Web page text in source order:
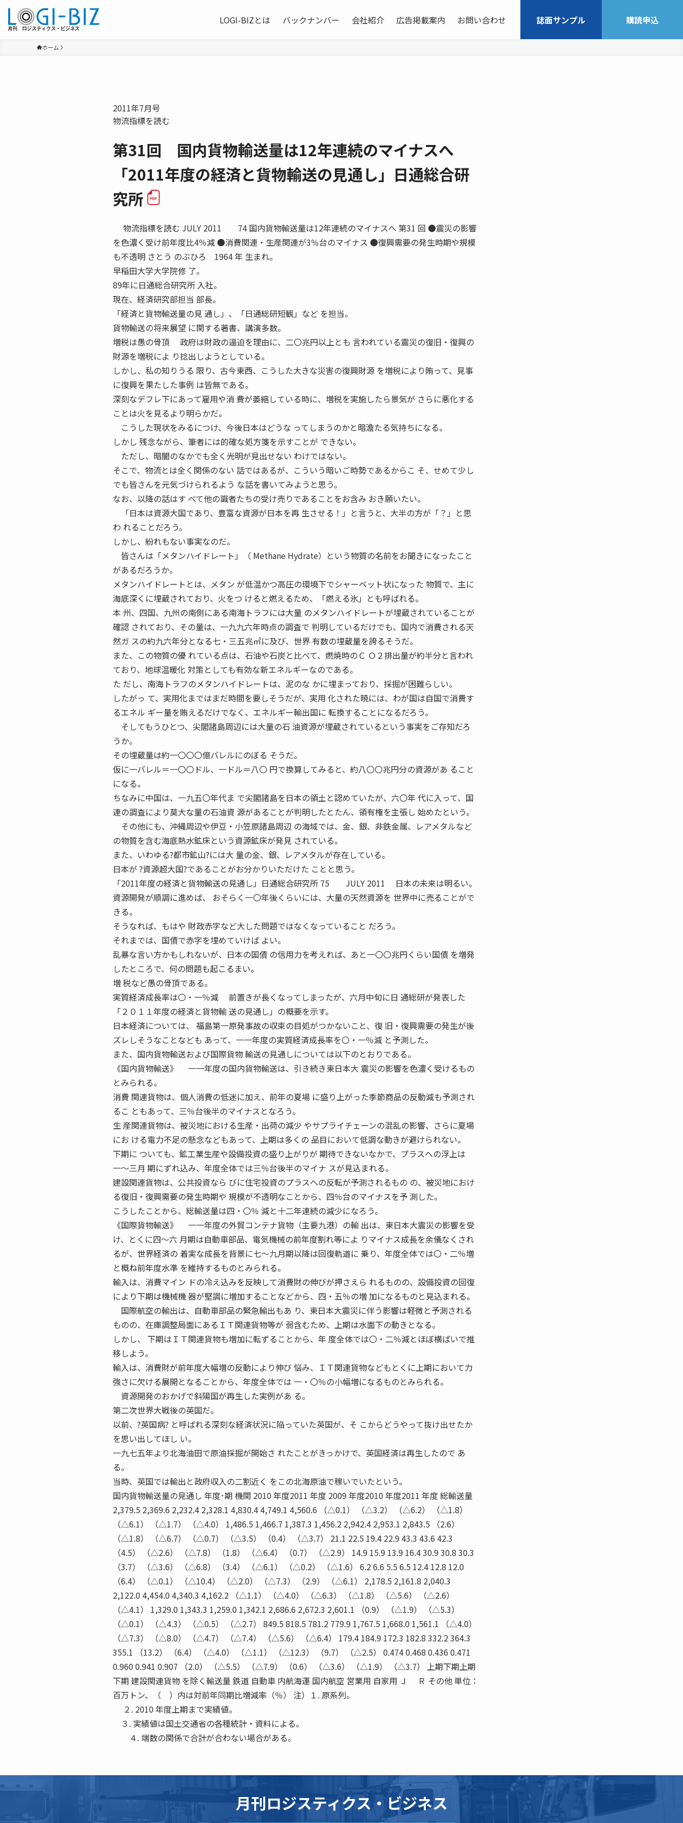
LOGI-BIZとは バックナンバー 会社紹介 広告掲載案内 お問い合わせ 誌面サンプル 購読申込
ホーム
2011年7月号
物流指標を読む
第31回 国内貨物輸送量は12年連続のマイナスへ
「2011年度の経済と貨物輸送の見通し」日通総合研
究所
物流指標を読む JULY 2011 74 国内貨物輸送量は12年連続のマイナスへ 第31 回 ●震災の影響
を色濃く受け前年度比4％減 ●消費関連・生産関連が3％台のマイナス ●復興需要の発生時期や規模
も不透明 さとう のぶひろ 1964 年 生まれ。
早稲田大学大学院修 了。
89年に日通総合研究所 入社。
現在、経済研究部担当 部長。
「経済と貨物輸送量の見 通し」、「日通総研短観」など を担当。
貨物輸送の将来展望 に関する著書、講演多数。
増税は愚の骨頂 政府は財政の逼迫を理由に、二〇兆円以上とも 言われている震災の復旧・復興の
財源を増税によ り捻出しようとしている。
しかし、私の知りうる 限り、古今東西、こうした大きな災害の復興財源 を増税により賄って、見事
に復興を果たした事例 は皆無である。
深刻なデフレ下にあって雇用や消 費が萎縮している時に、増税を実施したら景気が さらに悪化する
ことは火を見るより明らかだ。
こうした現状をみるにつけ、今後日本はどうな ってしまうのかと暗澹たる気持ちになる。
しかし 残念ながら、筆者には的確な処方箋を示すことが できない。
ただし、暗闇のなかでも全く光明が見出せない わけではない。
そこで、物流とは全く関係のない 話ではあるが、こういう暗いご時勢であるからこ そ、せめて少し
でも皆さんを元気づけられるよう な話を書いてみようと思う。
なお、以降の話はす べて他の識者たちの受け売りであることをお含み おき願いたい。
「日本は資源大国であり、豊富な資源が日本を再 生させる！」と言うと、大半の方が「？」と思
わ れることだろう。
しかし、紛れもない事実なのだ。
皆さんは「メタンハイドレート」（ Methane Hydrate）という物質の名前をお聞きになったこと
があるだろうか。
メタンハイドレートとは、メタン が低温かつ高圧の環境下でシャーベット状になった 物質で、主に
海底深くに埋蔵されており、火をつ けると燃えるため、「燃える氷」とも呼ばれる。
本 州、四国、九州の南側にある南海トラフには大量 のメタンハイドレートが埋蔵されていることが
確認 されており、その量は、一九九六年時点の調査で 判明しているだけでも、国内で消費される天
然ガ スの約九六年分となる七・三五兆㎥に及び、世界 有数の埋蔵量を誇るそうだ。
また、この物質の優 れている点は、石油や石炭と比べて、燃焼時のＣ Ｏ２排出量が約半分と言われ
ており、地球温暖化 対策としても有効な新エネルギーなのである。
た だし、南海トラフのメタンハイドレートは、泥のな かに埋まっており、採掘が困難らしい。
したがっ て、実用化まではまだ時間を要しそうだが、実用 化された暁には、わが国は自国で消費す
るエネル ギー量を賄えるだけでなく、エネルギー輸出国に 転換することになるだろう。
そしてもうひとつ、尖閣諸島周辺には大量の石 油資源が埋蔵されているという事実をご存知だろ
うか。
その埋蔵量は約一〇〇〇億バレルにのぼる そうだ。
仮に一バレル＝一〇〇ドル、一ドル＝八〇 円で換算してみると、約八〇〇兆円分の資源があ ること
になる。
ちなみに中国は、一九五〇年代ま で尖閣諸島を日本の領土と認めていたが、六〇年 代に入って、国
連の調査により莫大な量の石油資 源があることが判明したとたん、領有権を主張し 始めたという。
その他にも、沖縄周辺や伊豆・小笠原諸島周辺 の海域では、金、銀、非鉄金属、レアメタルなど
の物質を含む海底熱水鉱床という資源鉱床が発見 されている。
また、いわゆる?都市鉱山?には大 量の金、銀、レアメタルが存在している。
日本が ?資源超大国?であることがお分かりいただけた ことと思う。
「2011年度の経済と貨物輸送の見通し」日通総合研究所 75 JULY 2011 日本の未来は明るい。
資源開発が順調に進めば、 おそらく一〇年後くらいには、大量の天然資源を 世界中に売ることがで
きる。
そうなれば、もはや 財政赤字など大した問題ではなくなっていること だろう。
それまでは、国債で赤字を埋めていけば よい。
乱暴な言い方かもしれないが、日本の国債 の信用力を考えれば、あと一〇〇兆円くらい国債 を増発
したところで、何の問題も起こるまい。
増 税など愚の骨頂である。
実質経済成長率は〇・一％減 前置きが長くなってしまったが、六月中旬に日 通総研が発表した
「２０１１年度の経済と貨物輸 送の見通し」の概要を示す。
日本経済については、 福島第一原発事故の収束の目処がつかないこと、復 旧・復興需要の発生が後
ズレしそうなことなども あって、一一年度の実質経済成長率を〇・一％減 と予測した。
また、国内貨物輸送および国際貨物 輸送の見通しについては以下のとおりである。
《国内貨物輸送》 一一年度の国内貨物輸送は、引き続き東日本大 震災の影響を色濃く受けるもの
とみられる。
消費 関連貨物は、個人消費の低迷に加え、前年の夏場 に盛り上がった季節商品の反動減も予測され
るこ ともあって、三％台後半のマイナスとなろう。
生 産関連貨物は、被災地における生産・出荷の減少 やサプライチェーンの混乱の影響、さらに夏場
にお ける電力不足の懸念などもあって、上期は多くの 品目において低調な動きが避けられない。
下期に ついても、鉱工業生産や設備投資の盛り上がりが 期待できないなかで、プラスへの浮上は
一〜三月 期にずれ込み、年度全体では三％台後半のマイナ スが見込まれる。
建設関連貨物は、公共投資なら びに住宅投資のプラスへの反転が予測されるもの の、被災地におけ
る復旧・復興需要の発生時期や 規模が不透明なことから、四％台のマイナスを予 測した。
こうしたことから、総輸送量は四・〇％ 減と十二年連続の減少になろう。
《国際貨物輸送》 一一年度の外貿コンテナ貨物（主要九港）の輸 出は、東日本大震災の影響を受
け、とくに四〜六 月期は自動車部品、電気機械の前年度割れ等によ りマイナス成長を余儀なくされ
るが、世界経済の 着実な成長を背景に七〜九月期以降は回復軌道に 乗り、年度全体では〇・二％増
と概ね前年度水準 を維持するものとみられる。
輸入は、消費マイン ドの冷え込みを反映して消費財の伸びが押さえら れるものの、設備投資の回復
により下期は機械機 器が堅調に増加することなどから、四・五％の増 加になるものと見込まれる。
国際航空の輸出は、自動車部品の緊急輸出もあ り、東日本大震災に伴う影響は軽微と予測される
ものの、在庫調整局面にあるＩＴ関連貨物等が 弱含むため、上期は水面下の動きとなる。
しかし、 下期はＩＴ関連貨物も増加に転ずることから、年 度全体では〇・二％減とほぼ横ばいで推
移しよう。
輸入は、消費財が前年度大幅増の反動により伸び 悩み、ＩＴ関連貨物などもとくに上期において力
強さに欠ける展開となることから、年度全体では 一・〇％の小幅増になるものとみられる。
資源開発のおかげで斜陽国が再生した実例があ る。
第二次世界大戦後の英国だ。
以前、?英国病? と呼ばれる深刻な経済状況に陥っていた英国が、そ こからどうやって抜け出せたか
を思い出してほし い。
一九七五年より北海油田で原油採掘が開始さ れたことがきっかけで、英国経済は再生したので あ
る。
当時、英国では輸出と政府収入の二割近く をこの北海原油で稼いでいたという。
国内貨物輸送量の見通し 年度･期 機関 2010 年度2011 年度 2009 年度2010 年度2011 年度 総輸送量
2,379.5 2,369.6 2,232.4 2,328.1 4,830.4 4,749.1 4,560.6 （△0.1） （△3.2） （△6.2） （△1.8）
（△6.1） （△1.7） （△4.0） 1,486.5 1,466.7 1,387.3 1,456.2 2,942.4 2,953.1 2,843.5 （2.6）
（△1.8） （△6.7） （△0.7） （△3.5） （0.4） （△3.7） 21.1 22.5 19.4 22.9 43.3 43.6 42.3
（4.5） （△2.6） （△7.8） （1.8） （△6.4） （0.7） （△2.9） 14.9 15.9 13.9 16.4 30.9 30.8 30.3
（3.7） （△3.6） （△6.8） （3.4） （△6.1） （△0.2） （△1.6） 6.2 6.6 5.5 6.5 12.4 12.8 12.0
（6.4） （△0.1） （△10.4） （△2.0） （△7.3） （2.9） （△6.1） 2,178.5 2,161.8 2,040.3
2,122.0 4,454.0 4,340.3 4,162.2 （△1.1） （△4.0） （△6.3） （△1.8） （△5.6） （△2.6）
（△4.1） 1,329.0 1,343.3 1,259.0 1,342.1 2,686.6 2,672.3 2,601.1 （0.9） （△1.9） （△5.3）
（△0.1） （△4.3） （△0.5） （△2.7） 849.5 818.5 781.2 779.9 1,767.5 1,668.0 1,561.1 （△4.0）
（△7.3） （△8.0） （△4.7） （△7.4） （△5.6） （△6.4） 179.4 184.9 172.3 182.8 332.2 364.3
355.1 （13.2） （6.4） （△4.0） （△1.1） （△12.3） （9.7） （△2.5） 0.474 0.468 0.436 0.471
0.960 0.941 0.907 （2.0） （△5.5） （△7.9） （0.6） （△3.6） （△1.9） （△3.7） 上期下期上期
下期 建設関連貨物 を除く輸送量 鉄道 自動車 内航海運 国内航空 営業用 自家用 Ｊ Ｒ その他 単位：
百万トン、（ ）内は対前年同期比増減率（％） 注）１. 原系列。
２. 2010 年度上期まで実績値。
３. 実績値は国土交通省の各種統計・資料による。
４. 端数の関係で合計が合わない場合がある。
月刊ロジスティクス・ビジネス